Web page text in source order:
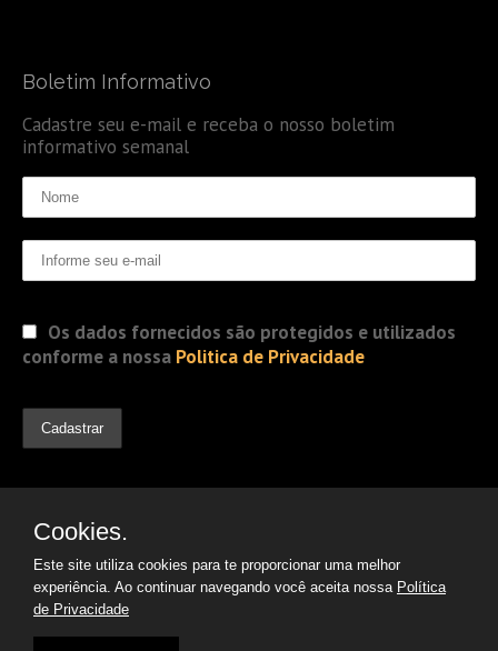
Boletim Informativo
Cadastre seu e-mail e receba o nosso boletim
informativo semanal
Os dados fornecidos são protegidos e utilizados
conforme a nossa Politica de Privacidade
© 2019 Jorge Gomes
Cookies.
Este site utiliza cookies para te proporcionar uma melhor
experiência. Ao continuar navegando você aceita nossa Política
de Privacidade